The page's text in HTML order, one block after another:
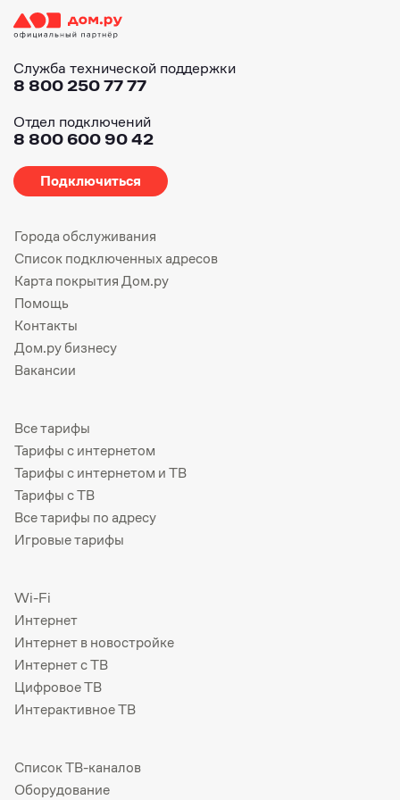
Служба технической поддержки
8 800 250 77 77
Отдел подключений
8 800 600 90 42
Подключиться
Города обслуживания
Список подключенных адресов
Карта покрытия Дом.ру
Помощь
Контакты
Дом.ру бизнесу
Вакансии
Все тарифы
Тарифы с интернетом
Тарифы с интернетом и ТВ
Тарифы с ТВ
Все тарифы по адресу
Игровые тарифы
Wi-Fi
Интернет
Интернет в новостройке
Интернет с ТВ
Цифровое ТВ
Интерактивное ТВ
Список ТВ-каналов
Оборудование